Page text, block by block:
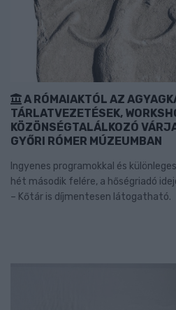
A RÓMAIAKTÓL AZ
TÁRLATVEZETÉSEK,
KÖZÖNSÉGTALÁLKOZÓ
GYŐRI RÓMER MÚZEUMBAN
Ingyenes programokkal és
hét második felére, a hőségriadó
– Kőtár is díjmentesen látogatható.